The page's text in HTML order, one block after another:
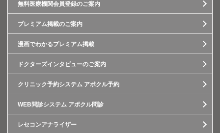
無料医療機関会員登録のご案内
プレミアム掲載のご案内
漫画でわかるプレミアム掲載
ドクターズインタビューのご案内
クリニック予約システム アポクル予約
WEB問診システム アポクル問診
レセコンアナライザー